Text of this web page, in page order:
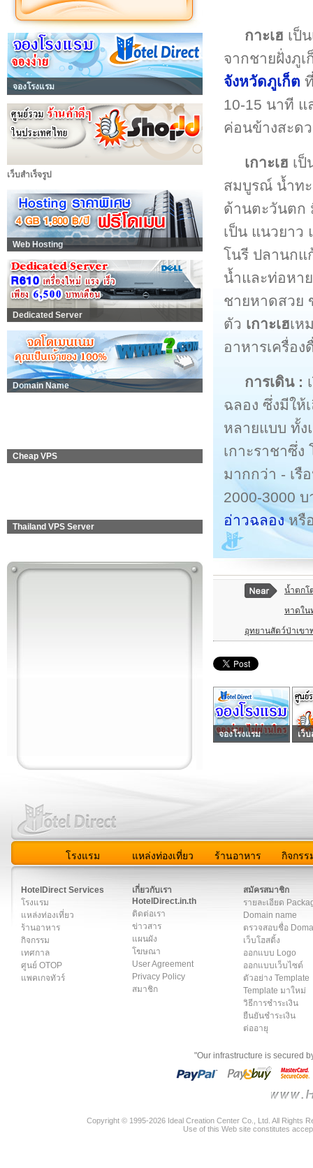
จองโรงแรม
เว็บสำเร็จรูป
Web Hosting
Dedicated Server
Domain Name
Cheap VPS
Thailand VPS Server
กาะเฮ เป็
จากชายฝั่งภู
จังหวัดภูเก็ต
10-15 นาที แ
ค่อนข้างสะด
เกาะเฮ เ
สมบูรณ์ น้ำทะ
ด้านตะวันตก
เป็น แนวยาว
โนรี ปลานกแ
น้ำและท่อหา
ชายหาดสวย
ตัว เกาะเฮเห
อาหารเครื่อ
การเดิน :
ฉลอง ซึ่งมีให้
หลายแบบ ทั้ง
เกาะราชาซึ่
มากกว่า - เรื
2000-3000
อ่าวฉลองหรื
น้ำตกโ
หาดใน
อุทยานสัตว์ป่าเขา
จองโรงแรม เว็
โรงแรม แหล่งท่องเที่ยว ร้านอาหาร กิจกรร
HotelDirect Services
โรงแรม
แหล่งท่องเที่ยว
ร้านอาหาร
กิจกรรม
เทศกาล
ศูนย์ OTOP
แพคเกจทัวร์
เกี่ยวกับเรา
HotelDirect.in.th
ติดต่อเรา
ข่าวสาร
แผนผัง
โฆษณา
User Agreement
Privacy Policy
สมาชิก
สมัครสมาชิก
รายละเอียด
Domain name
ตรวจสอบชื่อ
เว็บโฮสติ้ง
ออกแบบ Logo
ออกแบบเว็บไซต์
ตัวอย่าง Template
Template มาใหม่
วิธีการชำระเงิน
ยืนยันชำระเงิน
ต่ออายุ
"Our infrastructure is secured
Copyright © 1995-2026 Ideal Creation Center Co., Ltd. All Rights
Use of this Web site constitutes